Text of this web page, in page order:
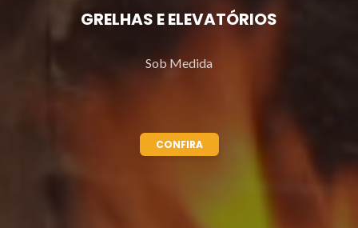
GRELHAS E ELEVATÓRIOS
Sob Medida
CONFIRA